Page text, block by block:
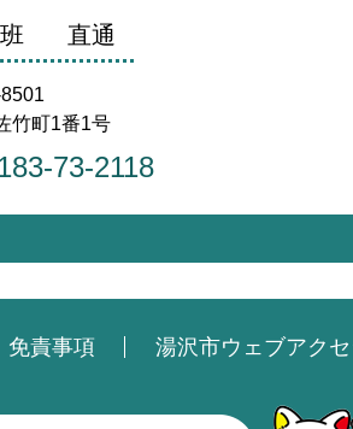
直通
竹町1番1号
73-2118
免責事項 湯沢市ウェブアク